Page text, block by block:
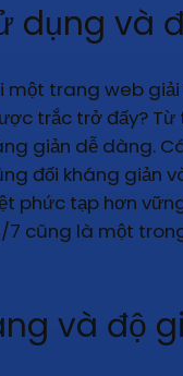
dụng và
một trang web
trắc trở đấy?
giản dễ dàng.
đối kháng giản
phức tạp hơn
cũng là một
và độ